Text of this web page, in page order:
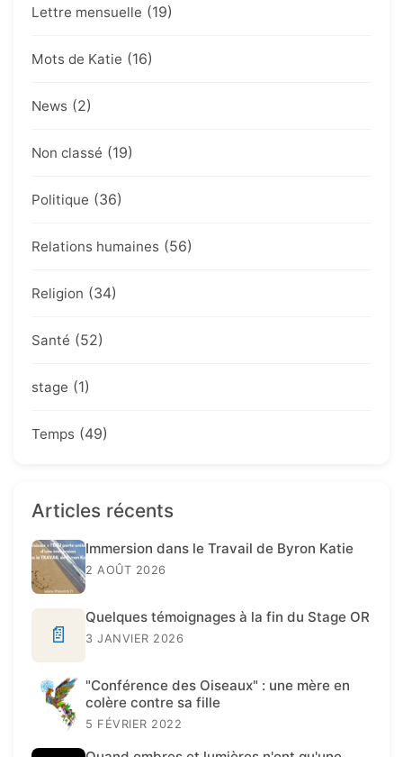
Lettre mensuelle (19)
Mots de Katie (16)
News (2)
Non classé (19)
Politique (36)
Relations humaines (56)
Religion (34)
Santé (52)
stage (1)
Temps (49)
Articles récents
Immersion dans le Travail de Byron Katie
2 AOÛT 2026
📄
Quelques témoignages à la fin du Stage OR
3 JANVIER 2026
"Conférence des Oiseaux" : une mère en
colère contre sa fille
5 FÉVRIER 2022